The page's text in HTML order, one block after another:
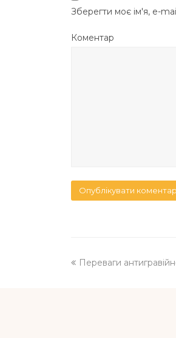
Зберегти моє ім'я, e-
Коментар
previous
Переваги